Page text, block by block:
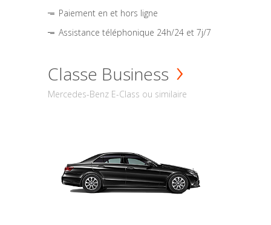
Paiement en et hors ligne
Assistance téléphonique 24h/24 et 7j/7
Classe Business
Mercedes-Benz E-Class ou similaire